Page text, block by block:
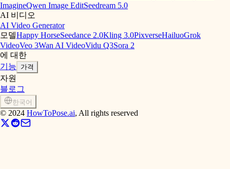
ImagineQwen Image EditSeedream 5.0
AI 비디오
AI Video Generator
모델Happy HorseSeedance 2.0Kling 3.0PixverseHailuoGrok
VideoVeo 3Wan AI VideoVidu Q3Sora 2
에 대한
기능
가격
자원
블로그
한국어
© 2024 HowToPose.ai, All rights reserved